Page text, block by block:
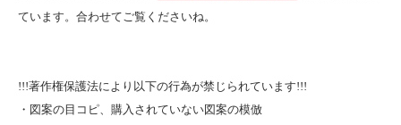
ています。合わせてご覧くださいね。
!!!著作権保護法により以下の行為が禁じられています!!!
・図案の目コピ、購入されていない図案の模倣